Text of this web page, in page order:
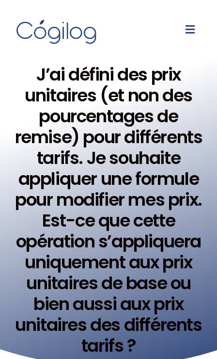
J’ai défini des prix
unitaires (et non des
pourcentages de
remise) pour différents
tarifs. Je souhaite
appliquer une formule
pour modifier mes prix.
Est-ce que cette
opération s’appliquera
uniquement aux prix
unitaires de base ou
bien aussi aux prix
unitaires des différents
tarifs ?